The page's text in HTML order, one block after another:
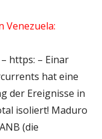
Venezuela:
https: – Einar
hat eine
der Ereignisse in
isoliert! Maduro
(die